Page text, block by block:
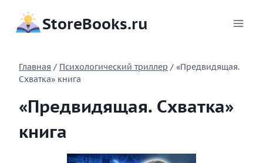
содержимому
StoreBooks.ru
Главная / Психологический триллер / «Предвидящая.
Схватка» книга
«Предвидящая. Схватка»
книга